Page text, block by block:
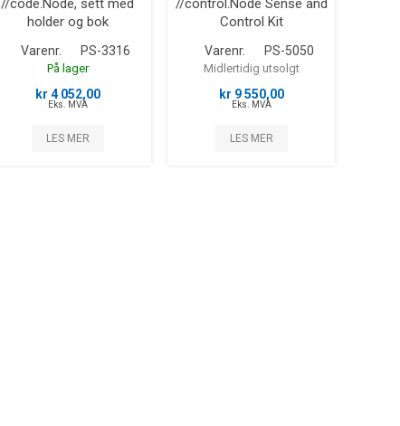
//code.Node, sett med
holder og bok
Varenr. PS-3316
På lager
kr 4 052,00
Eks. MVA
LES MER
//control.Node Sense and
Control Kit
Varenr. PS-5050
Midlertidig utsolgt
kr 9 550,00
Eks. MVA
LES MER